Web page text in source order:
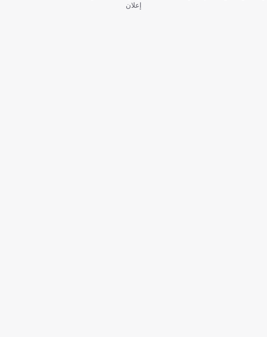
إعلان